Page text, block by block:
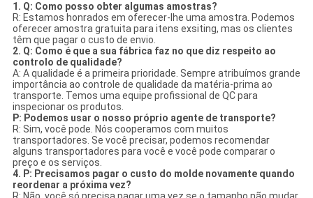
1. Q: Como posso obter algumas amostras?
R: Estamos honrados em oferecer-lhe uma amostra. Podemos
oferecer amostra gratuita para itens exsiting, mas os clientes
têm que pagar o custo de envio.
2. Q: Como é que a sua fábrica faz no que diz respeito ao
controlo de qualidade?
A: A qualidade é a primeira prioridade. Sempre atribuímos grande
importância ao controle de qualidade da matéria-prima ao
transporte. Temos uma equipe profissional de QC para
inspecionar os produtos.
P: Podemos usar o nosso próprio agente de transporte?
R: Sim, você pode. Nós cooperamos com muitos
transportadores. Se você precisar, podemos recomendar
alguns transportadores para você e você pode comparar o
preço e os serviços.
4. P: Precisamos pagar o custo do molde novamente quando
reordenar a próxima vez?